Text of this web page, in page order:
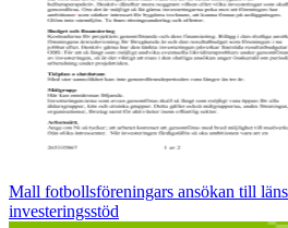
Mall fotbollsföreningars ansökan till
investeringsstöd